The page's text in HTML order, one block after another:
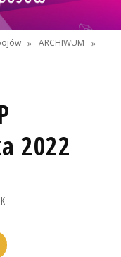
» ARCHIWUM
»
2022